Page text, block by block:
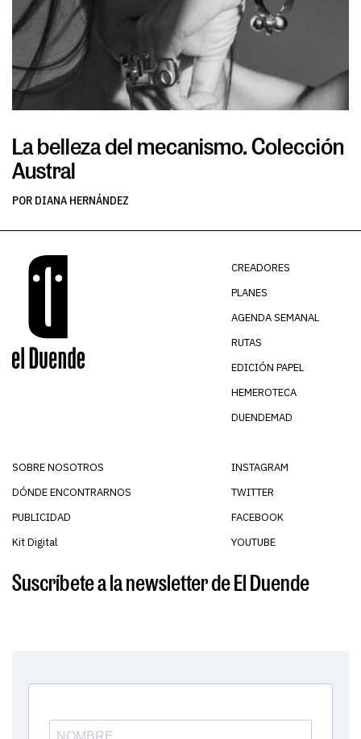
La belleza del mecanismo. Colección
Austral
POR DIANA HERNÁNDEZ
CREADORES
PLANES
AGENDA SEMANAL
RUTAS
EDICIÓN PAPEL
HEMEROTECA
DUENDEMAD
SOBRE NOSOTROS
DÓNDE ENCONTRARNOS
PUBLICIDAD
Kit Digital
INSTAGRAM
TWITTER
FACEBOOK
YOUTUBE
Suscríbete a la newsletter de El Duende